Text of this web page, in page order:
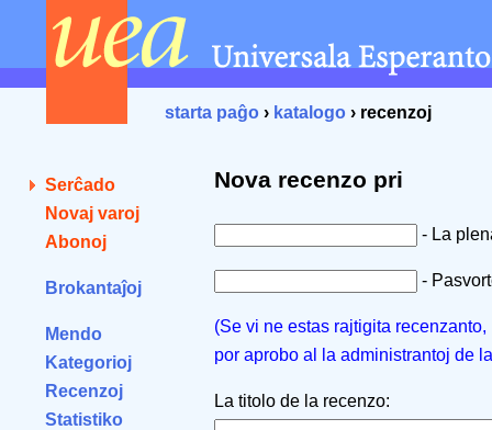
starta paĝo › katalogo › recenzoj
Serĉado
Novaj varoj
Abonoj
Brokantaĵoj
Mendo
Kategorioj
Recenzoj
Statistiko
Nova recenzo pri
- La
-
(Se vi ne estas rajtigita
por aprobo al la administrantoj de
La titolo de la recenzo: